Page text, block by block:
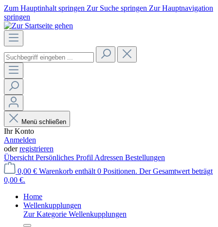
Zum Hauptinhalt springen Zur Suche springen Zur Hauptnavigation
springen
Menü schließen
Ihr Konto
Anmelden
oderregistrieren
Übersicht Persönliches Profil Adressen Bestellungen
0,00 € Warenkorb enthält 0 Positionen. Der Gesamtwert beträgt
0,00 €.
Home
Wellenkupplungen
Zur Kategorie Wellenkupplungen